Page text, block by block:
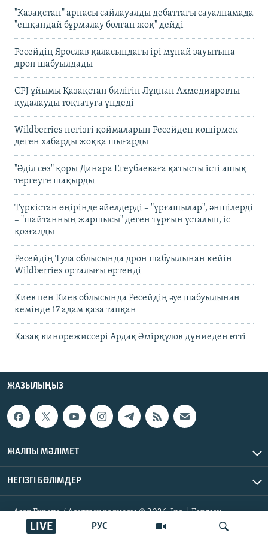
РУС
LIVE
"Қазақстан" арнасы сайлауалды дебаттағы сауалнамада
"ешқандай бұрмалау болған жоқ" дейді
Ресейдің Ярослав қаласындағы ірі мұнай зауытына
дрон шабуылдады
CPJ ұйымы Қазақстан билігін Лұқпан Ахмедияровты
қудалауды тоқтатуға үндеді
Wildberries негізгі қоймаларын Ресейден көшірмек
деген хабарды жоққа шығарды
"Әділ сөз" қоры Динара Егеубаеваға қатысты істі ашық
тергеуге шақырды
Түркістан өңірінде әйелдерді – "ұрғашылар", әншілерді
– "шайтанның жаршысы" деген тұрғын ұсталып, іс
қозғалды
Ресейдің Тула облысында дрон шабуылынан кейін
Wildberries орталығы өртенді
Киев пен Киев облысында Ресейдің әуе шабуылынан
кемінде 17 адам қаза тапқан
Қазақ кинорежиссері Ардақ Әмірқұлов дүниеден өтті
ЖАЗЫЛЫҢЫЗ
ЖАЛПЫ МӘЛІМЕТ
НЕГІЗГІ БӨЛІМДЕР
Азат Еуропа / Азаттық радиосы © 2026, Inc. | Барлық
құқықтары қорғалған